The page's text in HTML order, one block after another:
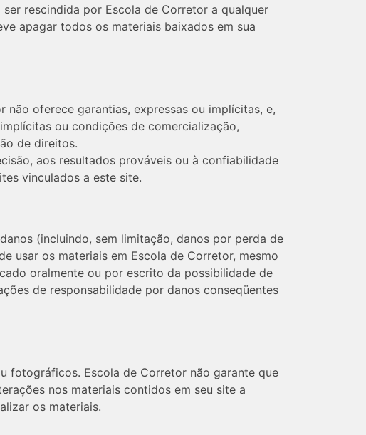
rescindida por Escola de Corretor a qualquer
apagar todos os materiais baixados em sua
oferece garantias, expressas ou implícitas, e,
ou condições de comercialização,
de direitos.
aos resultados prováveis ​​ou à confiabilidade
vinculados a este site.
(incluindo, sem limitação, danos por perda de
usar os materiais em Escola de Corretor, mesmo
oralmente ou por escrito da possibilidade de
de responsabilidade por danos conseqüentes
fotográficos. Escola de Corretor não garante que
nos materiais contidos em seu site a
os materiais.